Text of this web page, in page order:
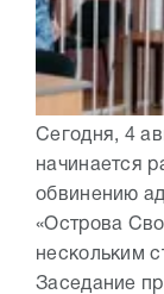
Сегодня, 4
начинается
обвинению
«Острова
нескольким
Заседание